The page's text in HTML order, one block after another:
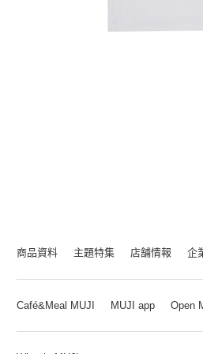
商品資料 主題特集 店舗情報 企
Café&Meal MUJI MUJI app Open